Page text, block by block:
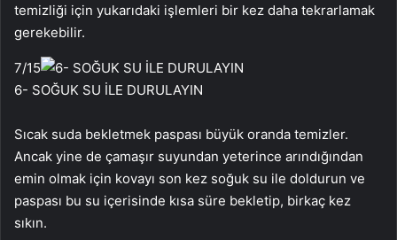
temizliği için yukarıdaki işlemleri bir kez daha tekrarlamak
gerekebilir.
7/15
6- SOĞUK SU İLE DURULAYIN
Sıcak suda bekletmek paspası büyük oranda temizler.
Ancak yine de çamaşır suyundan yeterince arındığından
emin olmak için kovayı son kez soğuk su ile doldurun ve
paspası bu su içerisinde kısa süre bekletip, birkaç kez
sıkın.